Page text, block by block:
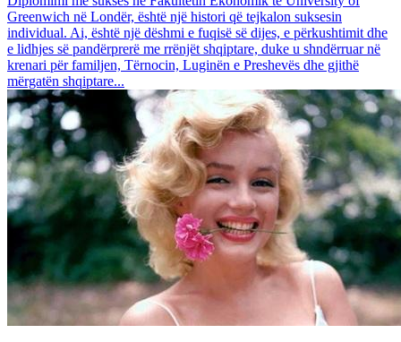
Greenwich në Londër, është një histori që tejkalon suksesin
individual. Ai, është një dëshmi e fuqisë së dijes, e përkushtimit dhe
e lidhjes së pandërprerë me rrënjët shqiptare, duke u shndërruar në
krenari për familjen, Tërnocin, Luginën e Preshevës dhe gjithë
mërgatën shqiptare...